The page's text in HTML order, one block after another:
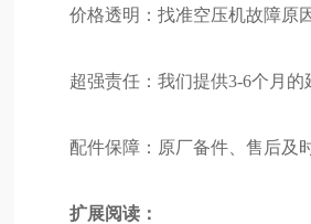
价格透明：找准空压机故障原
超强责任：我们提供3-6个月
配件保障：原厂备件、售后及
扩展阅读：